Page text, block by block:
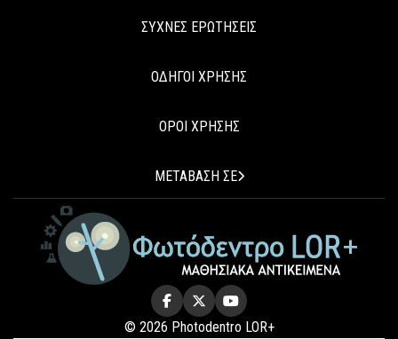
ΣΥΧΝΕΣ ΕΡΩΤΗΣΕΙΣ
ΟΔΗΓΟΙ ΧΡΗΣΗΣ
ΟΡΟΙ ΧΡΗΣΗΣ
ΜΕΤΑΒΑΣΗ ΣΕ
© 2026 Photodentro LOR+